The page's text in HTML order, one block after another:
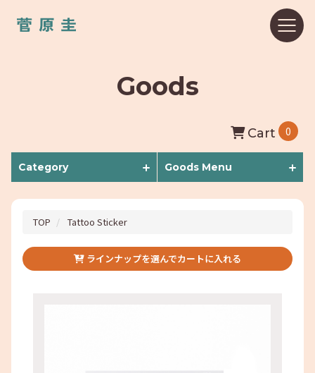
Goods
Cart 0
Category Goods Menu
TOP Tattoo Sticker
ラインナップを選んでカートに入れる